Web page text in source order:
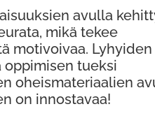
avulla
mikä tekee
motivoivaa. Lyhyiden
tueksi
oheismateriaalien
on innostavaa!